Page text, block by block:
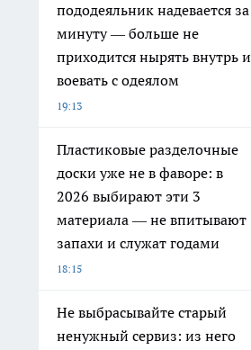
пододеяльник надевается за
минуту — больше не
приходится нырять внутрь и
воевать с одеялом
19:13
Пластиковые разделочные
доски уже не в фаворе: в
2026 выбирают эти 3
материала — не впитывают
запахи и служат годами
18:15
Не выбрасывайте старый
ненужный сервиз: из него